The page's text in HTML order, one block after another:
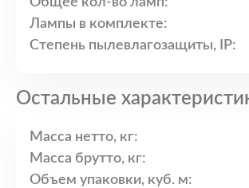
Лампы в комплекте:
Степень пылевлагозащиты, IP:
Остальные
Масса нетто, кг:
Масса брутто, кг:
Объем упаковки, куб. м: